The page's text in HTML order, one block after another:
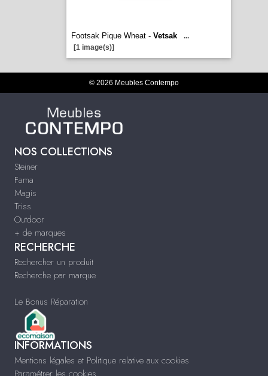
Footsak Pique Wheat - Vetsak
...
[1 image(s)]
© 2026 Meubles Contempo
NOS COLLECTIONS
Steiner
Fama
Magis
Triss
Outdoor
+ de marques
RECHERCHE
Rechercher un produit
Recherche par marque
Le Bonus Réparation
INFORMATIONS
Mentions légales et Politique relative aux cookies